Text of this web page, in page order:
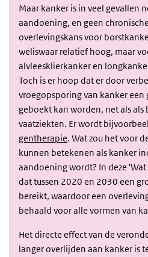
Maar kanker is in veel gevallen
aandoening, en geen
overlevingskans voor
weliswaar relatief hoog, maar
alvleesklierkanker en
Toch is er hoop dat er door
vroegopsporing van kanker
geboekt kan worden, net als
vaatziekten. Er wordt
gentherapie. Wat zou het voor
kunnen betekenen als kanker
aandoening wordt? In deze
dat tussen 2020 en 2030 een
bereikt, waardoor een
behaald voor alle vormen van
Het directe effect van de
langer overlijden aan kanker is